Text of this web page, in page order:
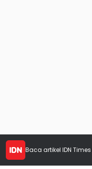
Baca artikel IDN Times